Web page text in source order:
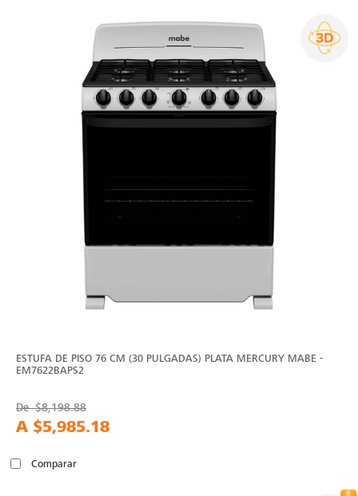
ESTUFA DE PISO 76 CM (30 PULGADAS) PLATA MERCURY MABE -
EM7622BAPS2
De$8,198.88
A $5,985.18
Comparar